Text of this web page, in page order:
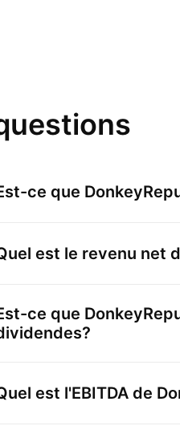
ce que
est le revenu net
ce que
est l'EBITDA de